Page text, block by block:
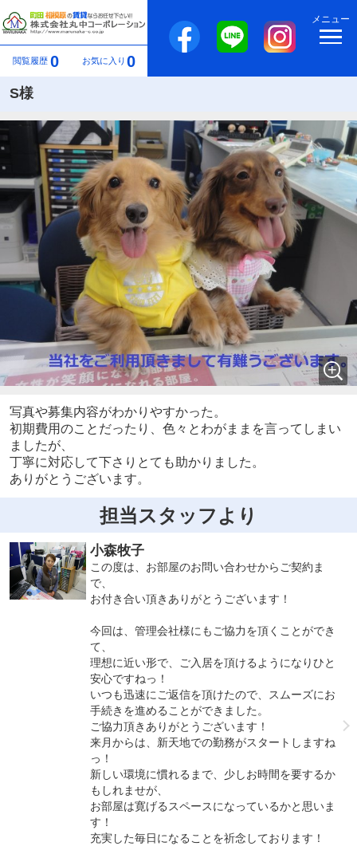
閲覧履歴 0 お気に入り 0
メニュー
S様
写真や募集内容がわかりやすかった。
初期費用のことだったり、色々とわがままを言ってしまい
ましたが、
丁寧に対応して下さりとても助かりました。
ありがとうございます。
担当スタッフより
小森牧子
この度は、お部屋のお問い合わせからご契約ま
で、
お付き合い頂きありがとうございます！
今回は、管理会社様にもご協力を頂くことができ
て、
理想に近い形で、ご入居を頂けるようになりひと
安心ですねっ！
いつも迅速にご返信を頂けたので、スムーズにお
手続きを進めることができました。
ご協力頂きありがとうございます！
来月からは、新天地での勤務がスタートしますね
っ！
新しい環境に慣れるまで、少しお時間を要するか
もしれませが、
お部屋は寛げるスペースになっているかと思いま
す！
充実した毎日になることを祈念しております！